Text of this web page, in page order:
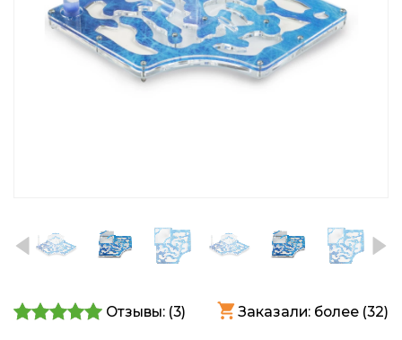
Отзывы: (3) Заказали: более (32)